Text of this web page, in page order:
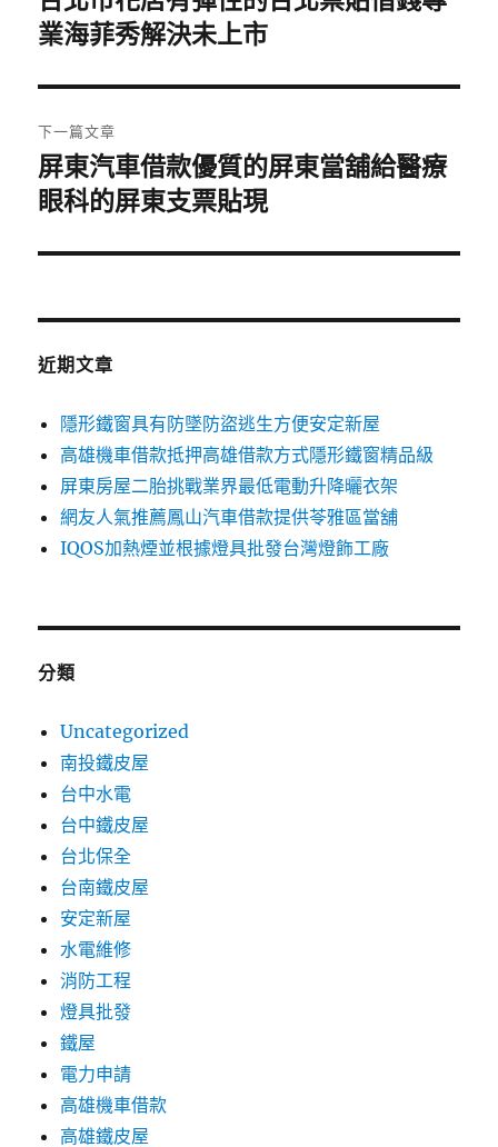
導
覽
一
文
章:
業海菲秀解決未上市
下一篇文章
下
一
文
屏東汽車借款優質的屏東當舖給醫療
眼科的屏東支票貼現
近期文章
隱形鐵窗具有防墜防盜逃生方便安定新屋
高雄機車借款抵押高雄借款方式隱形鐵窗精品級
屏東房屋二胎挑戰業界最低電動升降曬衣架
網友人氣推薦鳳山汽車借款提供苓雅區當舖
IQOS加熱煙並根據燈具批發台灣燈飾工廠
分類
Uncategorized
南投鐵皮屋
台中水電
台中鐵皮屋
台北保全
台南鐵皮屋
安定新屋
水電維修
消防工程
燈具批發
鐵屋
電力申請
高雄機車借款
高雄鐵皮屋